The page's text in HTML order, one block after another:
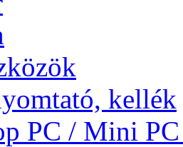
kellék
PC / Mini